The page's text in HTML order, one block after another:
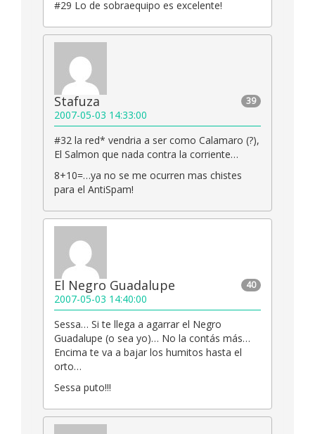
#29 Lo de sobraequipo es excelente!
39
Stafuza
2007-05-03 14:33:00
#32 la red* vendria a ser como Calamaro (?),
El Salmon que nada contra la corriente…
8+10=…ya no se me ocurren mas chistes
para el AntiSpam!
40
El Negro Guadalupe
2007-05-03 14:40:00
Sessa… Si te llega a agarrar el Negro
Guadalupe (o sea yo)… No la contás más…
Encima te va a bajar los humitos hasta el
orto…
Sessa puto!!!